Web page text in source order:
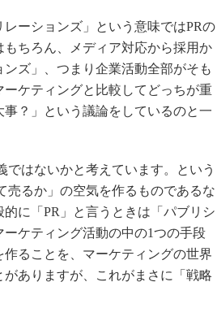
ーションズ」という意味ではPRの
ちろん、メディア対応から採用か
ズ」、つまり企業活動全部がそも
ケティングと比較してどっちが重
？」という議論をしているのと一
はないかと考えています。という
売るか」の空気を作るものであるな
に「PR」と言うときは「パブリシ
ケティング活動の中の1つの手段
ることを、マーケティングの世界
ありますが、これがまさに「戦略